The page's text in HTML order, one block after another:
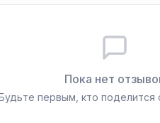
Пока нет
первым, кто поделится